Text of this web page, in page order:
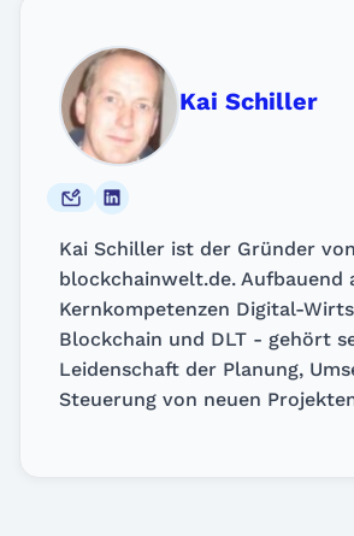
Kai Schiller
Kai Schiller ist der Gründer von
blockchainwelt.de. Aufbauend
Kernkompetenzen Digital-
Blockchain und DLT - gehört
Leidenschaft der Planung,
Steuerung von neuen